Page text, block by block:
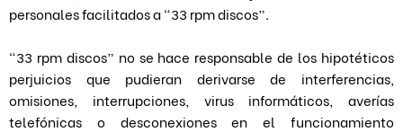
personales facilitados a “33 rpm discos”.
“33 rpm discos” no se hace responsable de los hipotéticos
perjuicios que pudieran derivarse de interferencias,
omisiones, interrupciones, virus informáticos, averías
telefónicas o desconexiones en el funcionamiento